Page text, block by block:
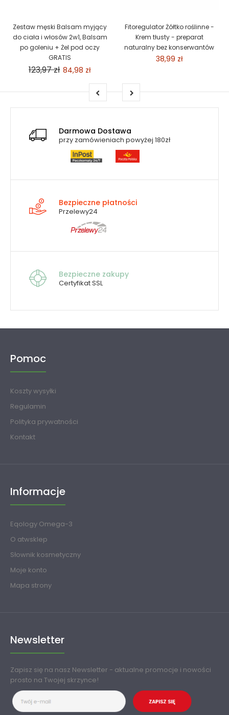
Zestaw męski Balsam myjący
do ciała i włosów 2w1, Balsam
po goleniu + Żel pod oczy
GRATIS
123,97 zł 84,98 zł
Fitoregulator Żółtko roślinne -
Krem tłusty - preparat
naturalny bez konserwantów
38,99 zł
Darmowa Dostawa
przy zamówieniach powyżej 180zł
Bezpieczne płatności
Przelewy24
Bezpieczne zakupy
Certyfikat SSL
Pomoc
Koszty wysyłki
Regulamin
Polityka prywatności
Kontakt
Informacje
Eqology Omega-3
O atwsklep
Słownik kosmetyczny
Moje konto
Mapa strony
Newsletter
Zapisz się na nasz Newsletter - aktualne promocje i nowości
prosto na Twojej skrzynce!